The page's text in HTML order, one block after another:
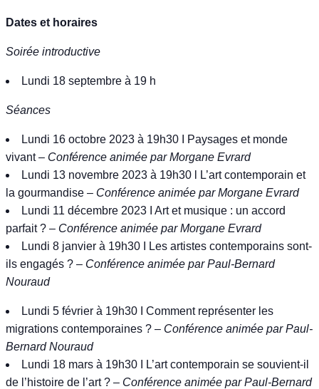
Dates et horaires
Soirée introductive
Lundi 18 septembre à 19 h
Séances
Lundi 16 octobre 2023 à 19h30 I Paysages et monde
vivant – Conférence animée par Morgane Evrard
Lundi 13 novembre 2023 à 19h30 l L’art contemporain et
la gourmandise – Conférence animée par Morgane Evrard
Lundi 11 décembre 2023 I Art et musique : un accord
parfait ? – Conférence animée par Morgane Evrard
Lundi 8 janvier à 19h30 I Les artistes contemporains sont-
ils engagés ? – Conférence animée par Paul-Bernard
Nouraud
Lundi 5 février à 19h30 I Comment représenter les
migrations contemporaines ? – Conférence animée par Paul-
Bernard Nouraud
Lundi 18 mars à 19h30 I L’art contemporain se souvient-il
de l’histoire de l’art ? – Conférence animée par Paul-Bernard